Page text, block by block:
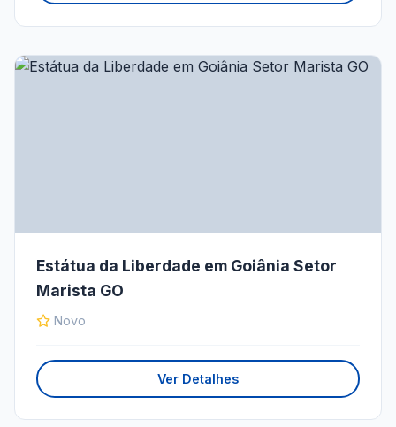
Estátua da Liberdade em Goiânia Setor
Marista GO
Novo
Ver Detalhes